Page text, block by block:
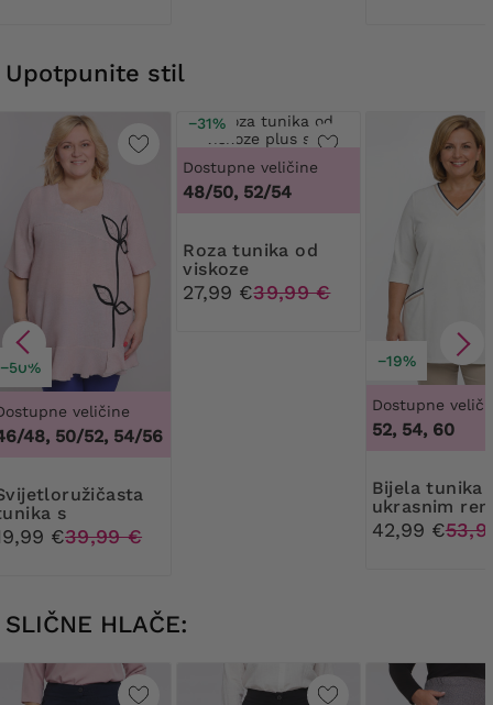
Upotpunite stil
−50%
veličine
48, 50/52, 54/56
s
od
€39,99 €
−31%
Dostupne veličine
48/50, 52/54
Roza tunika od
viskoze
27,99 €39,99 €
−19%
Dostupne
52, 54, 60
Bijela tunika s
ukrasnim
42,99 €
SLIČNE HLAČE: